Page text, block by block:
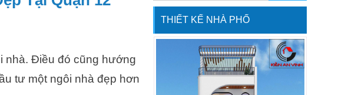
nhà. Điều đó cũng hướng
tư một ngôi nhà đẹp hơn
THIẾT KẾ NHÀ PHỐ